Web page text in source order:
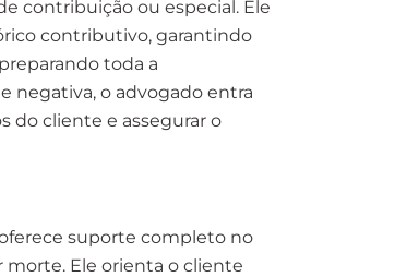
contribuição ou especial. Ele
contributivo, garantindo
toda a
negativa, o advogado entra
do cliente e assegurar o
suporte completo no
morte. Ele orienta o cliente